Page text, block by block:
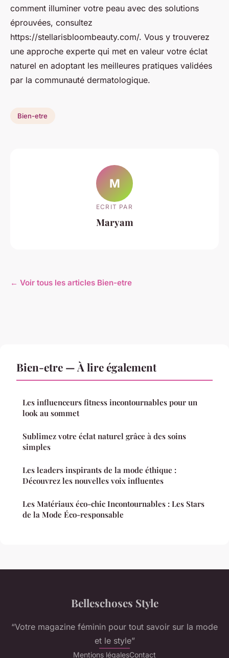
comment illuminer votre peau avec des solutions
éprouvées, consultez
https://stellarisbloombeauty.com/. Vous y trouverez
une approche experte qui met en valeur votre éclat
naturel en adoptant les meilleures pratiques validées
par la communauté dermatologique.
Bien-etre
M
ECRIT PAR
Maryam
← Voir tous les articles Bien-etre
Bien-etre — À lire également
Les influenceurs fitness incontournables pour un
look au sommet
Sublimez votre éclat naturel grâce à des soins
simples
Les leaders inspirants de la mode éthique :
Découvrez les nouvelles voix influentes
Les Matériaux éco-chic Incontournables : Les Stars
de la Mode Éco-responsable
Belleschoses Style
“Votre magazine féminin pour tout savoir sur la mode
et le style”
Mentions légalesContact